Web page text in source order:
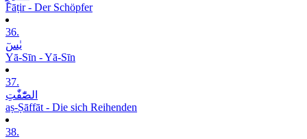
Fāṭir - Der Schöpfer
36.
یٰسٓ
Yā-Sīn - Yā-Sīn
37.
الصّٰٓفّٰتِ
aṣ-Ṣāffāt - Die sich Reihenden
38.